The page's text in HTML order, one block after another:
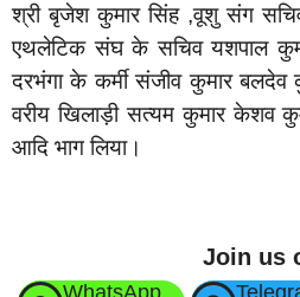
श्री बृजेश कुमार सिंह ,वूशु संग
एथलेटिक संघ के सचिव यशपाल
दरभंगा के कर्मी संजीव कुमार बलदेव
वरीय खिलाड़ी सत्यम कुमार केशव
आदि भाग लिया।
Join us